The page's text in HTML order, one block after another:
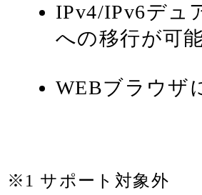
IPv4/IPv6デュ
への移行が可
WEBブラウザ
※1 サポート対象外